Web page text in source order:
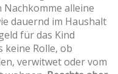
Nachkomme alleine
dauernd im Haushalt
für das Kind
keine Rolle, ob
verwitwet oder vom